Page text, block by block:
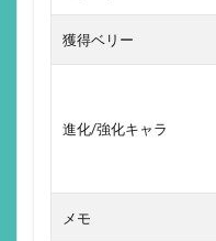
獲得ベリー
進化/強化キャラ
メモ